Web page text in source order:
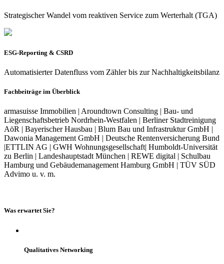
Strategischer Wandel vom reaktiven Service zum Werterhalt (TGA)
ESG-Reporting & CSRD
Automatisierter Datenfluss vom Zähler bis zur Nachhaltigkeitsbilanz
Fachbeiträge im Überblick
armasuisse Immobilien | Aroundtown Consulting | Bau- und
Liegenschaftsbetrieb Nordrhein-Westfalen | Berliner Stadtreinigung
AöR | Bayerischer Hausbau | Blum Bau und Infrastruktur GmbH |
Dawonia Management GmbH | Deutsche Rentenversicherung Bund
|ETTLIN AG | GWH Wohnungsgesellschaft| Humboldt-Universität
zu Berlin | Landeshauptstadt München | REWE digital | Schulbau
Hamburg und Gebäudemanagement Hamburg GmbH | TÜV SÜD
Advimo u. v. m.
Was erwartet Sie?
Qualitatives Networking